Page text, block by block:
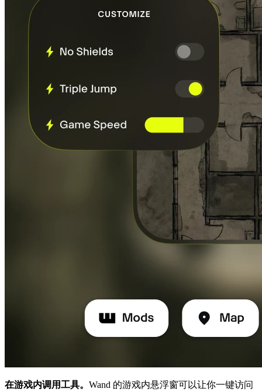
在游戏内调用工具。 Wand 的游戏内悬浮窗可以让你一键访问